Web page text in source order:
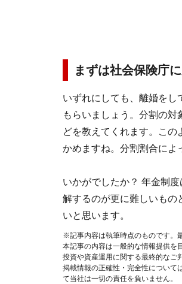
まずは社会保険庁
いずれにしても、離婚を
もらいましょう。分割の
どを教えてくれます。こ
かめますね。分割割合によ
いかがでしたか？ 年金制
解するのが更に難しいもの
いと思います。
※記事内容は執筆時点のものです。
本記事の内容は一般的な情報提供を
投資や資産運用に関する最終的なご
掲載情報の正確性・完全性について
て当社は一切の責任を負いません。